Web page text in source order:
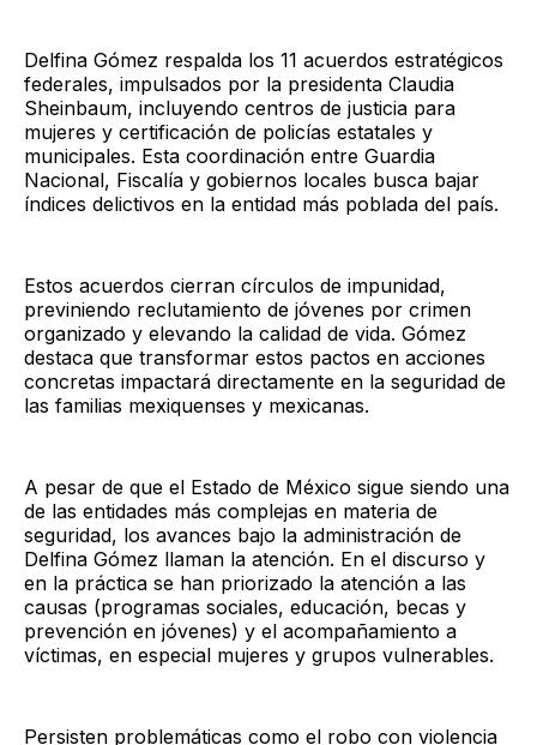
Delfina Gómez respalda los 11 acuerdos estratégicos
federales, impulsados por la presidenta Claudia
Sheinbaum, incluyendo centros de justicia para
mujeres y certificación de policías estatales y
municipales. Esta coordinación entre Guardia
Nacional, Fiscalía y gobiernos locales busca bajar
índices delictivos en la entidad más poblada del país.
Estos acuerdos cierran círculos de impunidad,
previniendo reclutamiento de jóvenes por crimen
organizado y elevando la calidad de vida. Gómez
destaca que transformar estos pactos en acciones
concretas impactará directamente en la seguridad de
las familias mexiquenses y mexicanas.
A pesar de que el Estado de México sigue siendo una
de las entidades más complejas en materia de
seguridad, los avances bajo la administración de
Delfina Gómez llaman la atención. En el discurso y
en la práctica se han priorizado la atención a las
causas (programas sociales, educación, becas y
prevención en jóvenes) y el acompañamiento a
víctimas, en especial mujeres y grupos vulnerables.
Persisten problemáticas como el robo con violencia